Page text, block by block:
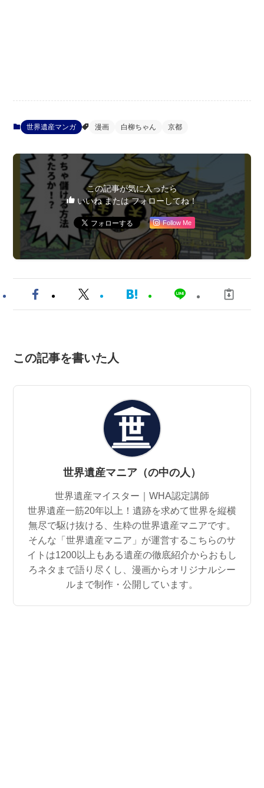
世界遺産マンガ 漫画 白柳ちゃん 京都
この記事が気に入ったら
いいね または フォローしてね！
Follow Me
この記事を書いた人
世界遺産マニア（の中の人）
世界遺産マイスター｜WHA認定講師
世界遺産一筋20年以上！遺跡を求めて世界を縦横
無尽で駆け抜ける、生粋の世界遺産マニアです。
そんな「世界遺産マニア」が運営するこちらのサ
イトは1200以上もある遺産の徹底紹介からおもし
ろネタまで語り尽くし、漫画からオリジナルシー
ルまで制作・公開しています。